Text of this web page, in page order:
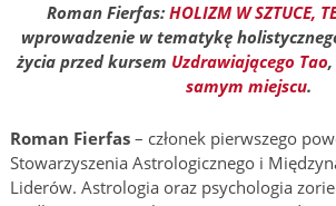
Roman Fierfas:HOLIZM W SZTUCE,
wprowadzenie w tematykę
życia przed kursem Uzdrawiającego Tao
samym miejscu.
Roman Fierfas– członek pierwszego
Stowarzyszenia Astrologicznego i
Liderów. Astrologia oraz psychologia